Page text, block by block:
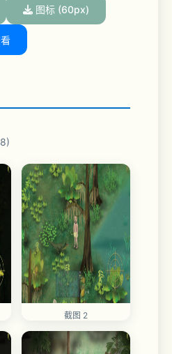
图标 (60px)
截图 2